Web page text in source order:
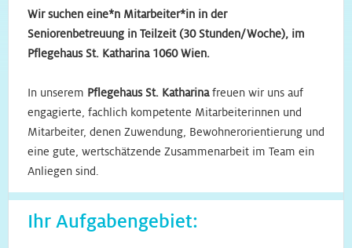
Wir suchen eine*n Mitarbeiter*in in der
Seniorenbetreuung in Teilzeit (30 Stunden/Woche), im
Pflegehaus St. Katharina 1060 Wien.
In unserem Pflegehaus St. Katharinafreuen wir uns auf
engagierte, fachlich kompetente Mitarbeiterinnen und
Mitarbeiter, denen Zuwendung, Bewohnerorientierung und
eine gute, wertschätzende Zusammenarbeit im Team ein
Anliegen sind.
Ihr Aufgabengebiet: